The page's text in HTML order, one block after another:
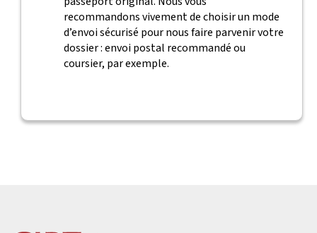
recommandons vivement de choisir un mode
d’envoi sécurisé pour nous faire parvenir votre
dossier : envoi postal recommandé ou
coursier, par exemple.